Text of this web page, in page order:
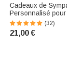
Cadeaux de
Personnalisé pour
Compagnie
de Chien Lumières
pour Jardin
(32)
21,00 €